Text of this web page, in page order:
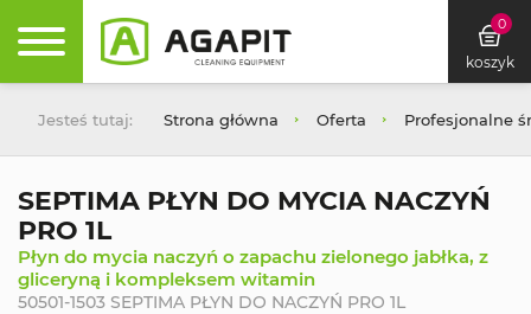
0
koszyk
Jesteś tutaj: Strona główna Oferta Profesjonalne
SEPTIMA PŁYN DO MYCIA NACZYŃ
PRO 1L
Płyn do mycia naczyń o zapachu zielonego jabłka, z
gliceryną i kompleksem witamin
50501-1503 SEPTIMA PŁYN DO NACZYŃ PRO 1L